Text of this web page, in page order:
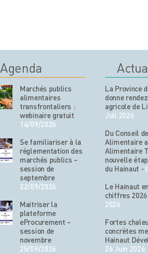
Agenda
Marchés publics
alimentaires
transfrontaliers :
webinaire gratuit
14/09/2026
Se familiariser à la
réglementation des
marchés publics –
session de
septembre
22/09/2026
Maitriser la
plateforme
eProcurement –
session de
novembre
25/09/2026
La Province
donne
agricole de
Juil 2026
Du Conseil
Alimentaire
Alimentaire
nouvelle
du Hainaut -
Le Hainaut
chiffres 2026
2026
Fortes
concrètes
Hainaut
26 Juin 2026